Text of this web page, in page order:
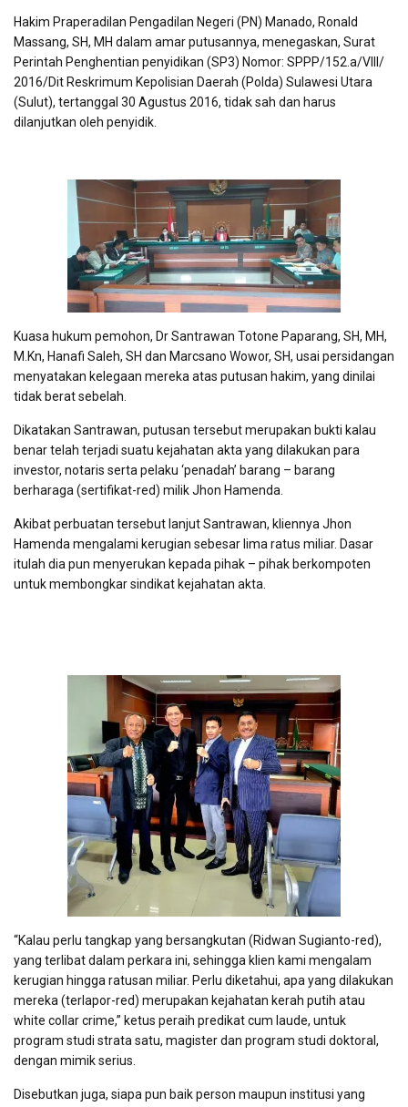
Hakim Praperadilan Pengadilan Negeri (PN) Manado, Ronald
Massang, SH, MH dalam amar putusannya, menegaskan, Surat
Perintah Penghentian penyidikan (SP3) Nomor: SPPP/152.a/VIII/
2016/Dit Reskrimum Kepolisian Daerah (Polda) Sulawesi Utara
(Sulut), tertanggal 30 Agustus 2016, tidak sah dan harus
dilanjutkan oleh penyidik.
Kuasa hukum pemohon, Dr Santrawan Totone Paparang, SH, MH,
M.Kn, Hanafi Saleh, SH dan Marcsano Wowor, SH, usai persidangan
menyatakan kelegaan mereka atas putusan hakim, yang dinilai
tidak berat sebelah.
Dikatakan Santrawan, putusan tersebut merupakan bukti kalau
benar telah terjadi suatu kejahatan akta yang dilakukan para
investor, notaris serta pelaku ‘penadah’ barang – barang
berharaga (sertifikat-red) milik Jhon Hamenda.
Akibat perbuatan tersebut lanjut Santrawan, kliennya Jhon
Hamenda mengalami kerugian sebesar lima ratus miliar. Dasar
itulah dia pun menyerukan kepada pihak – pihak berkompoten
untuk membongkar sindikat kejahatan akta.
“Kalau perlu tangkap yang bersangkutan (Ridwan Sugianto-red),
yang terlibat dalam perkara ini, sehingga klien kami mengalam
kerugian hingga ratusan miliar. Perlu diketahui, apa yang dilakukan
mereka (terlapor-red) merupakan kejahatan kerah putih atau
white collar crime,” ketus peraih predikat cum laude, untuk
program studi strata satu, magister dan program studi doktoral,
dengan mimik serius.
Disebutkan juga, siapa pun baik person maupun institusi yang